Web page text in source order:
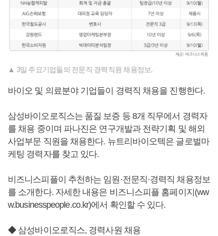
▲ 3일 주요기업들의 전문직 경력직원 채용정보.
바이오 및 의료분야 기업들이 경력직 채용을 진행한다.
삼성바이오로직스는 품질 보증 등 8개 직무에서 경력자
를 채용 중이며 파나진은 연구개발과 전략기획 및 해외
사업부문 직원을 채용한다. 뉴트리바이오텍은 글로벌마
케팅 경력자를 찾고 있다.
비즈니스피플이 추천하는 임원·전문직·경력직 채용정보
를 소개한다. 자세한 내용은 비즈니스피플 홈페이지(ww
w.businesspeople.co.kr)에서 확인할 수 있다.
◆ 삼성바이오로직스, 경력사원 채용